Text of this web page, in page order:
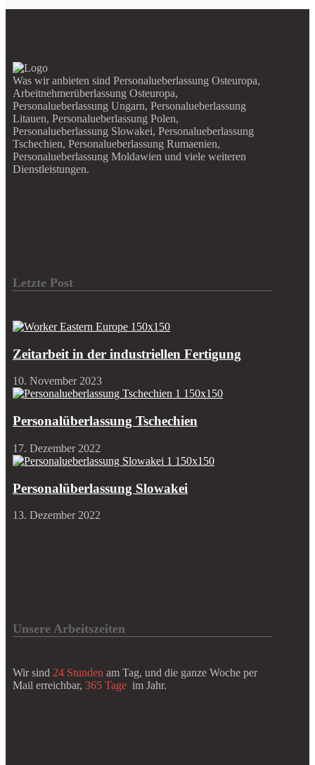
Was wir anbieten sind Personalueberlassung Osteuropa,
Arbeitnehmerüberlassung Osteuropa,
Personalueberlassung Ungarn, Personalueberlassung
Litauen, Personalueberlassung Polen,
Personalueberlassung Slowakei, Personalueberlassung
Tschechien, Personalueberlassung Rumaenien,
Personalueberlassung Moldawien und viele weiteren
Dienstleistungen.
Letzte Post
Zeitarbeit in der industriellen Fertigung
10. November 2023
Personalüberlassung Tschechien
17. Dezember 2022
Personalüberlassung Slowakei
13. Dezember 2022
Unsere Arbeitszeiten
Wir sind 24 Stunden am Tag, und die ganze Woche per
Mail erreichbar, 365 Tage im Jahr.